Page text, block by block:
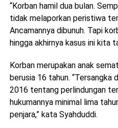
“Korban hamil dua bulan.
tidak melaporkan peristiwa
Ancamannya dibunuh. Tapi
hingga akhirnya kasus ini kita
Korban merupakan anak
berusia 16 tahun. “Tersangka
2016 tentang perlindungan
hukumannya minimal lima
penjara,” kata Syahduddi.